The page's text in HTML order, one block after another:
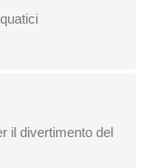
il divertimento del